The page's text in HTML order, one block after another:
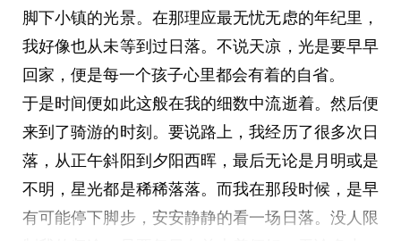
妥协了。一路上感受着屁股上的疼痛，新买的竞技
坐垫在嘲笑我。
也许再也回不去了。
那时候的身体也不算好。但青春嘛，总是自带滤
镜。
我想到JOJO。
年轻的二乔一只手打败了卡兹。到了第四部，成了
老年痴呆的老家伙。
脚下小镇的光景。在那理应最无忧无虑的年纪里，
我好像也从未等到过日落。不说天凉，光是要早早
回家，便是每一个孩子心里都会有着的自省。
于是时间便如此这般在我的细数中流逝着。然后便
来到了骑游的时刻。要说路上，我经历了很多次日
落，从正午斜阳到夕阳西晖，最后无论是月明或是
不明，星光都是稀稀落落。而我在那段时候，是早
有可能停下脚步，安安静静的看一场日落。没人限